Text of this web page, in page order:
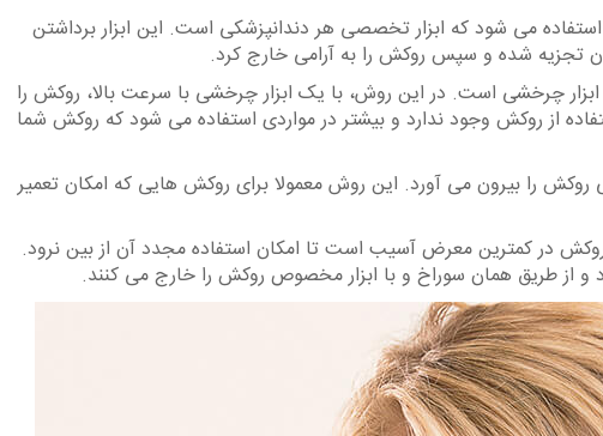
می شود که ابزار تخصصی هر دندانپزشکی است. این ابزار برداشتن
تجزیه شده و سپس روکش را به آرامی خارج کرد.
چرخشی است. در این روش، با یک ابزار چرخشی با سرعت بالا، روکش را
از روکش وجود ندارد و بیشتر در مواردی استفاده می شود که روکش شما
را بیرون می آورد. این روش معمولا برای روکش هایی که امکان تعمیر
در کمترین معرض آسیب است تا امکان استفاده مجدد آن از بین نرود.
طریق همان سوراخ و با ابزار مخصوص روکش را خارج می کنند.